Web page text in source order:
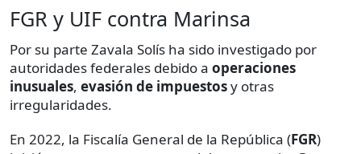
FGR y UIF contra Marinsa
Por su parte Zavala Solís ha sido investigado por
autoridades federales debido a operaciones
inusuales, evasión de impuestosy otras
irregularidades.
En 2022, la Fiscalía General de la República (FGR)